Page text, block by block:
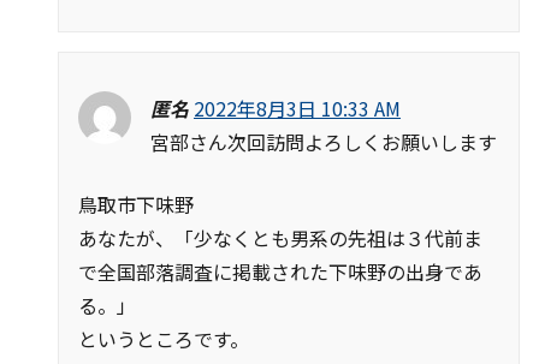
匿名 2022年8月3日 10:33 AM
宮部さん次回訪問よろしくお願いします
鳥取市下味野
あなたが、「少なくとも男系の先祖は３代前ま
で全国部落調査に掲載された下味野の出身であ
る。」
というところです。